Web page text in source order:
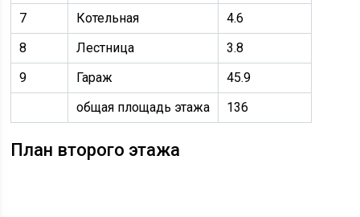
7
Котельная
4.6
8
Лестница
3.8
9
Гараж
45.9
общая площадь этажа
136
План второго этажа